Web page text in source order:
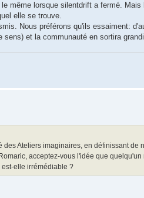
même lorsque silentdrift a fermé.
elle se trouve.
Nous préférons qu'ils essaiment:
sens) et la communauté en sortira
Ateliers imaginaires, en définissant de
acceptez-vous l'idée que
est-elle irrémédiable ?